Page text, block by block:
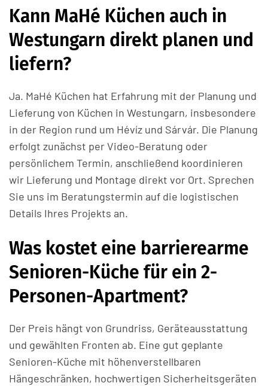
Kann MaHé Küchen auch in
Westungarn direkt planen und
liefern?
Ja. MaHé Küchen hat Erfahrung mit der Planung und
Lieferung von Küchen in Westungarn, insbesondere
in der Region rund um Hévíz und Sárvár. Die Planung
erfolgt zunächst per Video-Beratung oder
persönlichem Termin, anschließend koordinieren
wir Lieferung und Montage direkt vor Ort. Sprechen
Sie uns im Beratungstermin auf die logistischen
Details Ihres Projekts an.
Was kostet eine barrierearme
Senioren-Küche für ein 2-
Personen-Apartment?
Der Preis hängt von Grundriss, Geräteausstattung
und gewählten Fronten ab. Eine gut geplante
Senioren-Küche mit höhenverstellbaren
Hängeschränken, hochwertigen Sicherheitsgeräten